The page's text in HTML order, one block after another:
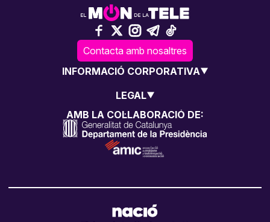
Contacta amb nosaltres
INFORMACIÓ CORPORATIVA
LEGAL
AMB LA COL·LABORACIÓ DE: